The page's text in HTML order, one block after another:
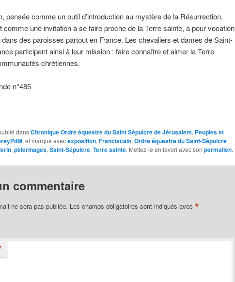
pensée comme un outil d’introduction au mystère de la Résurrection,
comme une invitation à se faire proche de la Terre sainte, a pour vocation
dans des paroisses partout en France. Les chevaliers et dames de Saint-
participent ainsi à leur mission : faire connaître et aimer la Terre
chrétiennes.
n°485
dansChronique Ordre équestre du Saint Sépulcre de Jérusalem, Peuples et
, et marqué avecexposition, Franciscain, Ordre équestre du Saint-Sépulcre
, pèlerinages, Saint-Sépulcre, Terre sainte. Mettez-le en favori avec son permalien.
commentaire
ne sera pas publiée. Les champs obligatoires sont indiqués avec *